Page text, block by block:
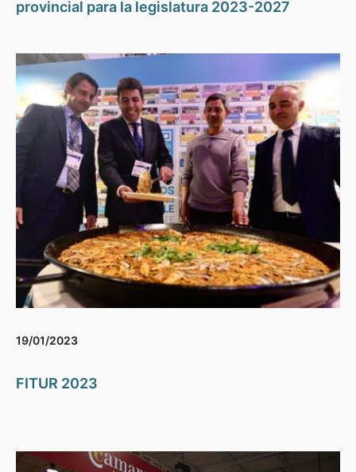
provincial para la legislatura 2023-2027
19/01/2023
FITUR 2023